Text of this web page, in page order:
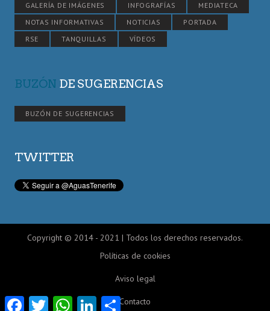
GALERÍA DE IMÁGENES
INFOGRAFÍAS
MEDIATECA
NOTAS INFORMATIVAS
NOTICIAS
PORTADA
RSE
TANQUILLAS VÍDEOS
BUZÓN DE SUGERENCIAS
BUZÓN DE SUGERENCIAS
TWITTER
Copyright © 2014 - 2021 | Todos los derechos reservados.
Políticas de cookies
Aviso legal
Contacto
FacebookTwitter WhatsAppLinkedInCompartir